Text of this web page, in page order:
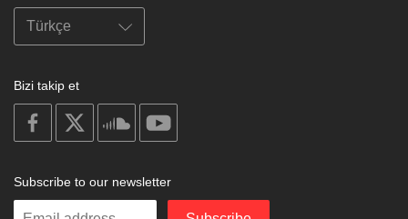
Bizi takip et
on
facebook
soundcloud
Subscribe to our newsletter
Enter